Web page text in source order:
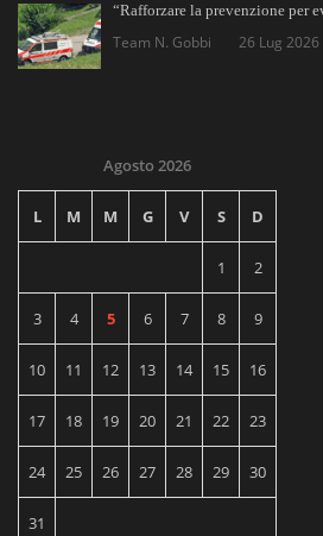
“Rafforzare la prevenzione per
Team N. Gobbi 26 Lug 2026
Agosto 2026
L M M G V S D
1 2
3 4 5 6 7 8 9
10 11 12 13 14 15 16
17 18 19 20 21 22 23
24 25 26 27 28 29 30
31